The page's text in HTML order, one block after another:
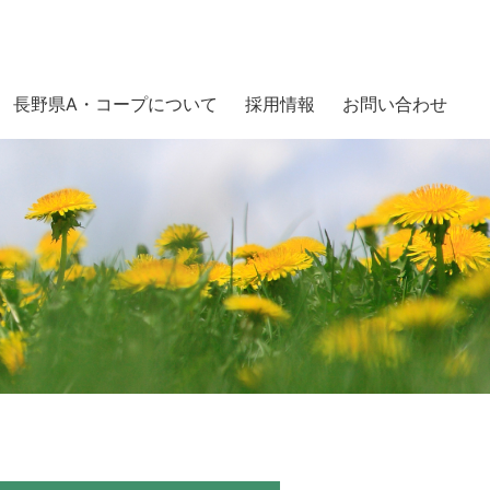
長野県A・コープについて 採用情報 お問い合わせ